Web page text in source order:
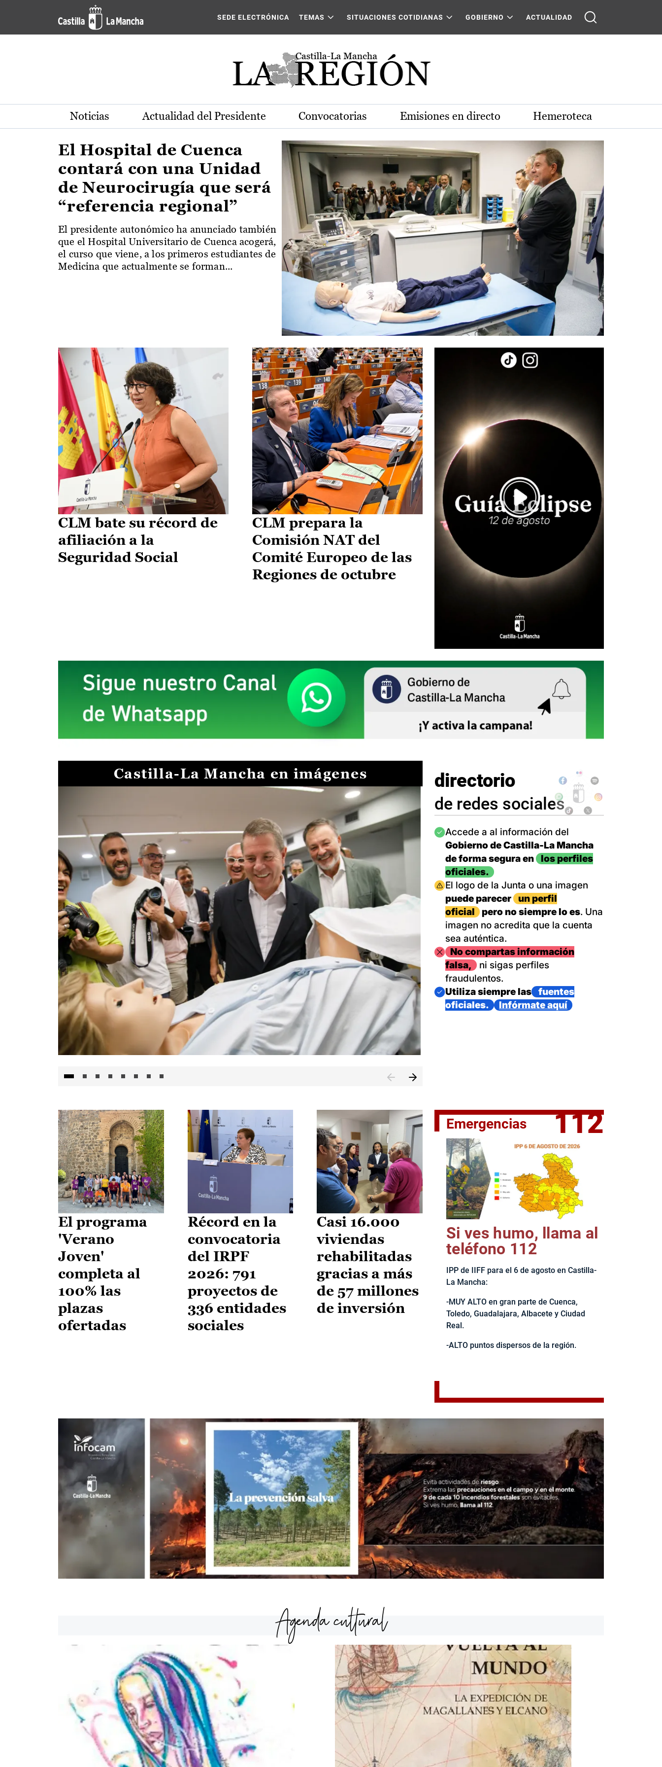
Pasar al contenido principal
Actualidad de la región de Castilla-La Mancha
SEDE ELECTRÓNICA TEMAS SITUACIONES COTIDIANAS GOBIERNO ACTUALIDAD
Noticias Actualidad del Presidente Convocatorias Emisiones en directo Hemeroteca
El Hospital de Cuenca
contará con una Unidad
de Neurocirugía que será
“referencia regional”
El presidente autonómico ha anunciado también
que el Hospital Universitario de Cuenca acogerá,
el curso que viene, a los primeros estudiantes de
Medicina que actualmente se forman...
CLM bate su récord de
afiliación a la
Seguridad Social
CLM prepara la
Comisión NAT del
Comité Europeo de las
Regiones de octubre
Castilla-La Mancha en imágenes
El jefe del Ejecutivo castellanomanchego, Emiliano García-
directorio
de redes sociales
Imagen
Accede a al información del
Gobierno de Castilla-La Mancha
de forma segura en
los perfiles
oficiales.
Imagen
El logo de la Junta o una imagen
puede parecer
un perfil
oficial
pero no siempre lo es. Una
imagen no acredita que la cuenta
sea auténtica.
ImagenNo compartas información
falsa,
ni sigas perfiles
fraudulentos.
Imagen
Utiliza siempre las
fuentes
oficiales.
Infórmate aquí
El programa
'Verano
Joven'
completa al
100% las
plazas
ofertadas
Récord en la
convocatoria
del IRPF
2026: 791
proyectos de
336 entidades
sociales
Casi 16.000
viviendas
rehabilitadas
gracias a más
de 57 millones
de inversión
Emergencias 112
Si ves humo, llama al
teléfono 112
IPP de IIFF para el 6 de agosto en Castilla-
La Mancha:
-MUY ALTO en gran parte de Cuenca,
Toledo, Guadalajara, Albacete y Ciudad
Real.
-ALTO puntos dispersos de la región.
Agenda cultural